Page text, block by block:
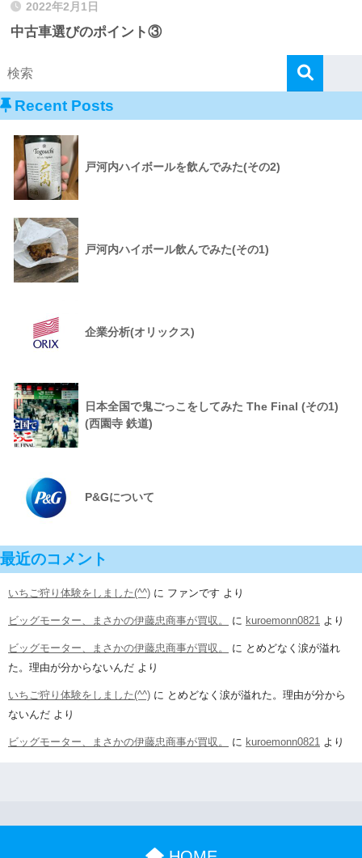
2022年2月1日
中古車選びのポイント③
Recent Posts
戸河内ハイボールを飲んでみた(その2)
戸河内ハイボール飲んでみた(その1)
企業分析(オリックス)
日本全国で鬼ごっこをしてみた The Final (その1)
(西園寺 鉄道)
P&Gについて
最近のコメント
いちご狩り体験をしました(^^) に ファンです より
ビッグモーター、まさかの伊藤忠商事が買収。 に kuroemonn0821 より
ビッグモーター、まさかの伊藤忠商事が買収。 に とめどなく涙が溢れ
た。理由が分からないんだ より
いちご狩り体験をしました(^^) に とめどなく涙が溢れた。理由が分から
ないんだ より
ビッグモーター、まさかの伊藤忠商事が買収。 に kuroemonn0821 より